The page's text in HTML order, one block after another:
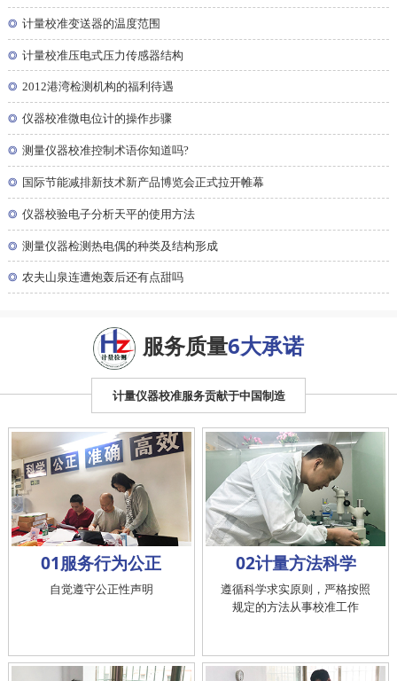
◎ 计量校准变送器的温度范围
◎ 计量校准压电式压力传感器结构
◎ 2012港湾检测机构的福利待遇
◎ 仪器校准微电位计的操作步骤
◎ 测量仪器校准控制术语你知道吗?
◎ 国际节能减排新技术新产品博览会正式拉开帷幕
◎ 仪器校验电子分析天平的使用方法
◎ 测量仪器检测热电偶的种类及结构形成
◎ 农夫山泉连遭炮轰后还有点甜吗
服务质量6大承诺
计量仪器校准服务贡献于中国制造
01服务行为公正
自觉遵守公正性声明
02计量方法科学
遵循科学求实原则，严格按照
规定的方法从事校准工作